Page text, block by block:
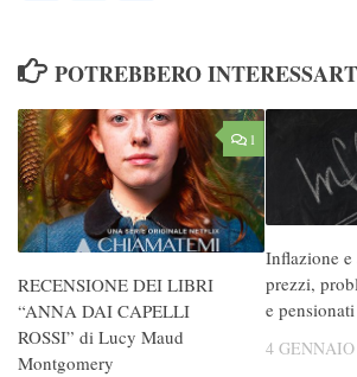
POTREBBERO
1
RECENSIONE DEI LIBRI
“ANNA DAI CAPELLI
ROSSI” di Lucy Maud
Montgomery
Inflazione e
prezzi,
e pensionati
4 GENNAIO